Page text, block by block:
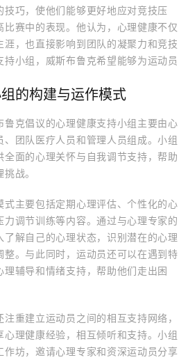
技巧，使他们能够更好地应对竞技压
比赛中的表现。他认为，心理健康不仅
涯，也直接影响到团队的凝聚力和竞技
持小组，威斯布鲁克希望能够为运动员
的构建与运作模式
鲁克倡议的心理健康支持小组主要由心
团队医疗人员和管理人员组成。小组
全面的心理关怀与自我调节支持，帮助
战。
式主要包括定期心理评估、个性化的心
调节训练等内容。通过与心理专家的
了解自己的心理状态，识别潜在的心理
整。与此同时，运动员还可以在遇到特
辅导和情绪支持，帮助他们走出困
重建立运动员之间的相互支持网络，
理健康经验，相互倾听和支持。小组
作坊，邀请心理专家和资深运动员分享